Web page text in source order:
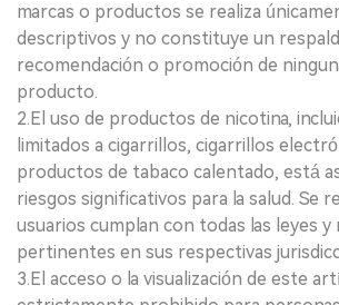
marcas o productos se realiza
descriptivos y no constituye un
recomendación o promoción de
producto.
2.El uso de productos de nicotina,
limitados a cigarrillos, cigarrillos
productos de tabaco calentado, está
riesgos significativos para la salud. Se
usuarios cumplan con todas las leyes y
pertinentes en sus respectivas
3.El acceso o la visualización de este